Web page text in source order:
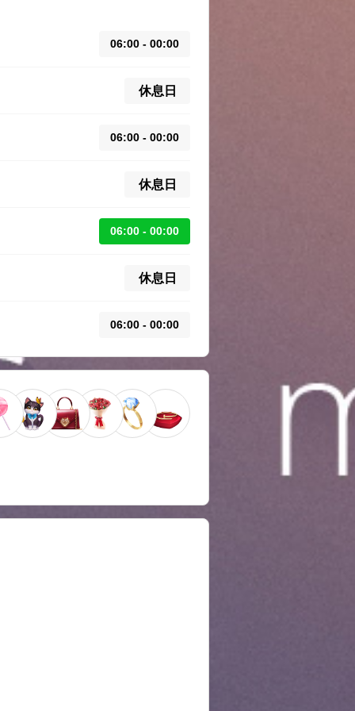
06:00 - 00:00
休息日
06:00 - 00:00
休息日
06:00 - 00:00
休息日
06:00 - 00:00